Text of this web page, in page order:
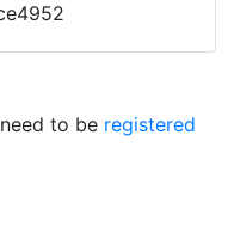
to be registered